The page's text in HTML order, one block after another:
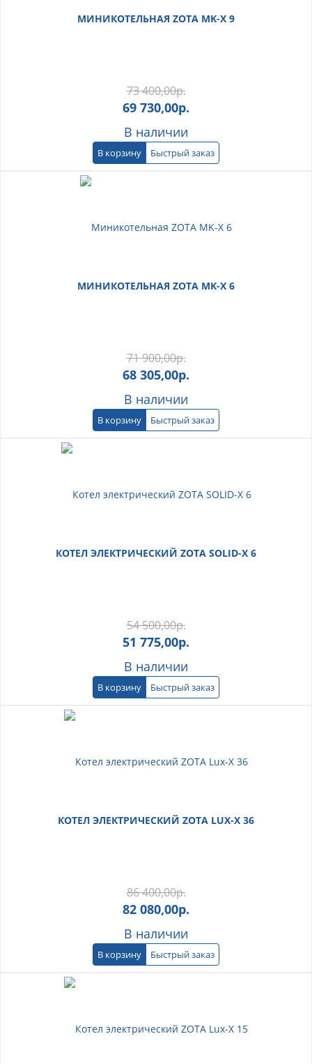
МИНИКОТЕЛЬНАЯ ZOTA MK-X 9
73 400,00р.
69 730,00р.
В наличии
В корзину Быстрый заказ
МИНИКОТЕЛЬНАЯ ZOTA MK-X 6
71 900,00р.
68 305,00р.
В наличии
В корзину Быстрый заказ
КОТЕЛ ЭЛЕКТРИЧЕСКИЙ ZOTA SOLID-X 6
54 500,00р.
51 775,00р.
В наличии
В корзину Быстрый заказ
КОТЕЛ ЭЛЕКТРИЧЕСКИЙ ZOTA LUX-X 36
86 400,00р.
82 080,00р.
В наличии
В корзину Быстрый заказ